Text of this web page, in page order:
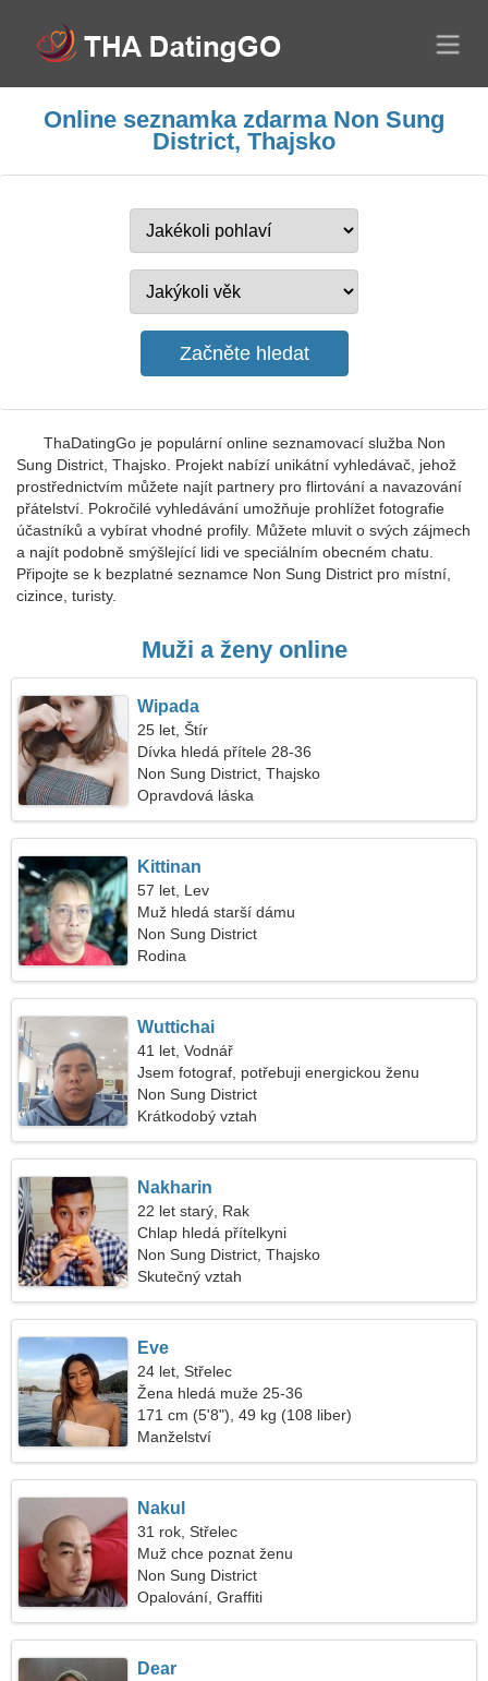
Online seznamka zdarma Non Sung
District, Thajsko
ThaDatingGo je populární online seznamovací služba Non
Sung District, Thajsko. Projekt nabízí unikátní vyhledávač, jehož
prostřednictvím můžete najít partnery pro flirtování a navazování
přátelství. Pokročilé vyhledávání umožňuje prohlížet fotografie
účastníků a vybírat vhodné profily. Můžete mluvit o svých zájmech
a najít podobně smýšlející lidi ve speciálním obecném chatu.
Připojte se k bezplatné seznamce Non Sung District pro místní,
cizince, turisty.
Muži a ženy online
Wipada
25 let, Štír
Dívka hledá přítele 28-36
Non Sung District, Thajsko
Opravdová láska
Kittinan
57 let, Lev
Muž hledá starší dámu
Non Sung District
Rodina
Wuttichai
41 let, Vodnář
Jsem fotograf, potřebuji energickou ženu
Non Sung District
Krátkodobý vztah
Nakharin
22 let starý, Rak
Chlap hledá přítelkyni
Non Sung District, Thajsko
Skutečný vztah
Eve
24 let, Střelec
Žena hledá muže 25-36
171 cm (5'8"), 49 kg (108 liber)
Manželství
Nakul
31 rok, Střelec
Muž chce poznat ženu
Non Sung District
Opalování, Graffiti
Dear